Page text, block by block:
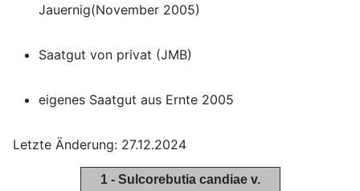
Jauernig(November 2005)
Saatgut von privat (JMB)
eigenes Saatgut aus Ernte 2005
Letzte Änderung: 27.12.2024
1 - Sulcorebutia candiae v.